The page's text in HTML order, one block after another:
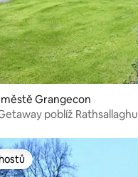
Grangecon
poblíž Rathsallaghu